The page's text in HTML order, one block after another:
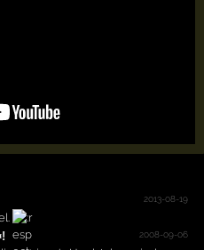
2013-08-19
2008-09-06